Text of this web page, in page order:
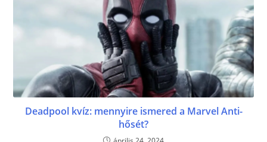
Deadpool kvíz: mennyire ismered a Marvel Anti-
hősét?